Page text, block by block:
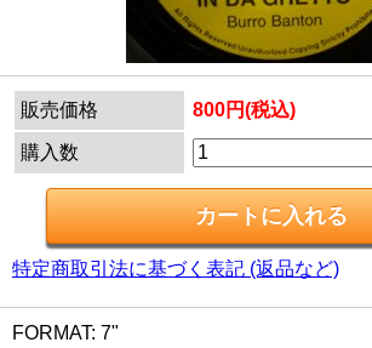
販売価格 800円(税込)
購入数
特定商取引法に基づく表記 (返品など)
FORMAT: 7"